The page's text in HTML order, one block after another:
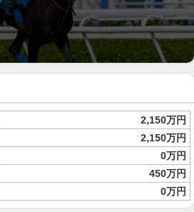
2,150万円
2,150万円
0万円
450万円
0万円